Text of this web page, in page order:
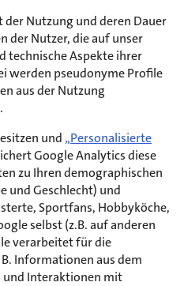
Nutzung und deren Dauer
der Nutzer, die auf unser
technische Aspekte ihrer
werden pseudonyme Profile
aus der Nutzung
und „Personalisierte
Google Analytics diese
zu Ihren demographischen
und Geschlecht) und
Sportfans, Hobbyköche,
selbst (z.B. auf anderen
verarbeitet für die
Informationen aus dem
und Interaktionen mit